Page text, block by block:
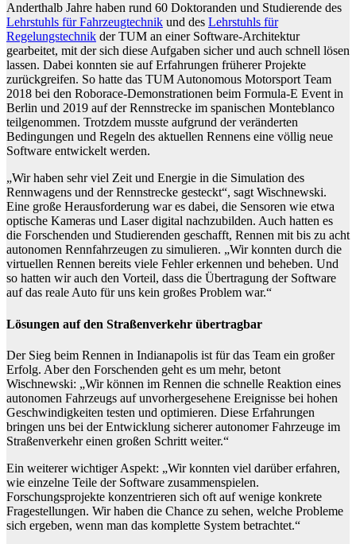
Anderthalb Jahre haben rund 60 Doktoranden und Studierende des
Lehrstuhls für Fahrzeugtechnik und des Lehrstuhls für
Regelungstechnik der TUM an einer Software-Architektur
gearbeitet, mit der sich diese Aufgaben sicher und auch schnell lösen
lassen. Dabei konnten sie auf Erfahrungen früherer Projekte
zurückgreifen. So hatte das TUM Autonomous Motorsport Team
2018 bei den Roborace-Demonstrationen beim Formula-E Event in
Berlin und 2019 auf der Rennstrecke im spanischen Monteblanco
teilgenommen. Trotzdem musste aufgrund der veränderten
Bedingungen und Regeln des aktuellen Rennens eine völlig neue
Software entwickelt werden.
„Wir haben sehr viel Zeit und Energie in die Simulation des
Rennwagens und der Rennstrecke gesteckt“, sagt Wischnewski.
Eine große Herausforderung war es dabei, die Sensoren wie etwa
optische Kameras und Laser digital nachzubilden. Auch hatten es
die Forschenden und Studierenden geschafft, Rennen mit bis zu acht
autonomen Rennfahrzeugen zu simulieren. „Wir konnten durch die
virtuellen Rennen bereits viele Fehler erkennen und beheben. Und
so hatten wir auch den Vorteil, dass die Übertragung der Software
auf das reale Auto für uns kein großes Problem war.“
Lösungen auf den Straßenverkehr übertragbar
Der Sieg beim Rennen in Indianapolis ist für das Team ein großer
Erfolg. Aber den Forschenden geht es um mehr, betont
Wischnewski: „Wir können im Rennen die schnelle Reaktion eines
autonomen Fahrzeugs auf unvorhergesehene Ereignisse bei hohen
Geschwindigkeiten testen und optimieren. Diese Erfahrungen
bringen uns bei der Entwicklung sicherer autonomer Fahrzeuge im
Straßenverkehr einen großen Schritt weiter.“
Ein weiterer wichtiger Aspekt: „Wir konnten viel darüber erfahren,
wie einzelne Teile der Software zusammenspielen.
Forschungsprojekte konzentrieren sich oft auf wenige konkrete
Fragestellungen. Wir haben die Chance zu sehen, welche Probleme
sich ergeben, wenn man das komplette System betrachtet.“